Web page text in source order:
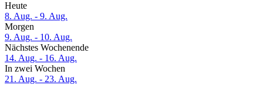
Heute
8. Aug. - 9. Aug.
Morgen
9. Aug. - 10. Aug.
Nächstes Wochenende
14. Aug. - 16. Aug.
In zwei Wochen
21. Aug. - 23. Aug.